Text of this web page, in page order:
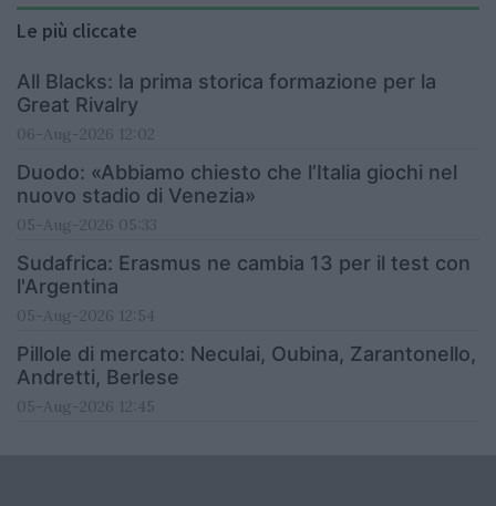
Le più cliccate
All Blacks: la prima storica formazione per la
Great Rivalry
06-Aug-2026 12:02
Duodo: «Abbiamo chiesto che l’Italia giochi nel
nuovo stadio di Venezia»
05-Aug-2026 05:33
Sudafrica: Erasmus ne cambia 13 per il test con
l'Argentina
05-Aug-2026 12:54
Pillole di mercato: Neculai, Oubina, Zarantonello,
Andretti, Berlese
05-Aug-2026 12:45